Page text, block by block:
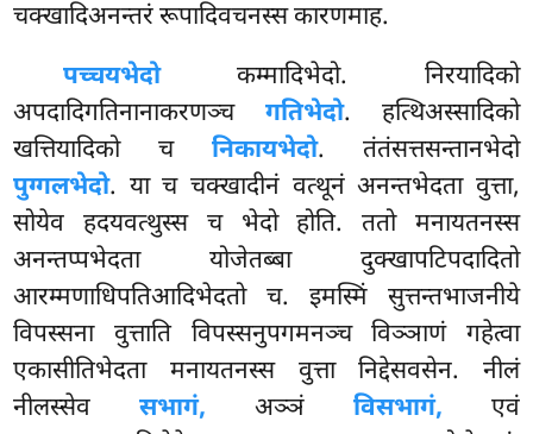
चक्खादिअनन्तरं रूपादिवचनस्स कारणमाह.
पच्चयभेदोकम्मादिभेदो. निरयादिको
अपदादिगतिनानाकरणञ्च गतिभेदो. हत्थिअस्सादिको
खत्तियादिको च निकायभेदो. तंतंसत्तसन्तानभेदो
पुग्गलभेदो. या च चक्खादीनं वत्थूनं अनन्तभेदता वुत्ता,
सोयेव हदयवत्थुस्स च भेदो होति. ततो मनायतनस्स
अनन्तप्पभेदता योजेतब्बा दुक्खापटिपदादितो
आरम्मणाधिपतिआदिभेदतो च. इमस्मिं सुत्तन्तभाजनीये
विपस्सना वुत्ताति विपस्सनुपगमनञ्च विञ्ञाणं गहेत्वा
एकासीतिभेदता मनायतनस्स वुत्ता निद्देसवसेन. नीलं
नीलस्सेवसभागं, अञ्ञं विसभागं, एवं